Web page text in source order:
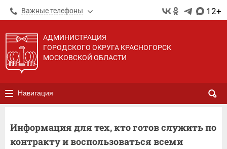
Важные телефоны 12+
АДМИНИСТРАЦИЯ
ГОРОДСКОГО ОКРУГА КРАСНОГОРСК
МОСКОВСКОЙ ОБЛАСТИ
Навигация
Информация для тех, кто готов служить по
контракту и воспользоваться всеми